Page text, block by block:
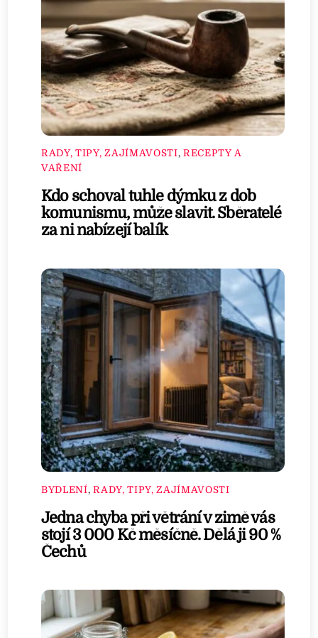
RADY, TIPY, ZAJÍMAVOSTI, RECEPTY A
VAŘENÍ
Kdo schoval tuhle dýmku z dob
komunismu, může slavit. Sběratelé
za ni nabízejí balík
BYDLENÍ,RADY, TIPY, ZAJÍMAVOSTI
Jedna chyba při větrání v zimě vás
stojí 3 000 Kč měsíčně. Dělá ji 90 %
Čechů